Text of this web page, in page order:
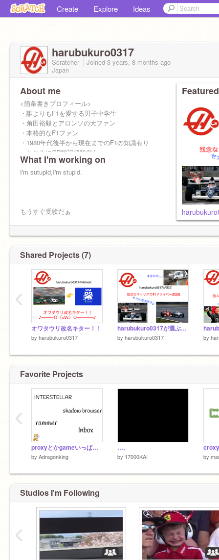
Create Explore Ideas
harubukuro0317
Scratcher Joined 3 years, 8 months ago
Japan
About me
<箇条書きプロフィール>
・誰よりもF1を愛する男子中学生
・角田裕毅とアロンソの大ファン
・本格的なF1ファン
・1980年代後半から現在までのF1の知識有り
・ちなみにGP観戦経験無し
・GP全戦ハシゴするのが夢
・F1好きは即スク友
What I'm working on
I'm sutupid,I'm stupid.
もうすぐ受験だぁ
Shared Projects (7)
オワタウリ改名キター！！
by harubukuro0317
harubukuro0317が選ぶ残念なキャリアのF1ドライバー達3選
by harubukuro0317 by
‹
Favorite Projects
proxyとかgameいっぱい貼る(proxy使い方付き)
by Adragonking
…。
by 17000KAI by
‹
Studios I'm Following
‹